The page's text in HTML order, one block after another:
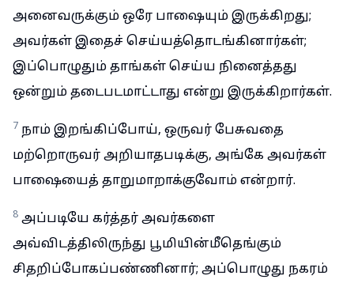
அனைவருக்கும் ஒரே பாஷையும் இருக்கிறது;
அவர்கள் இதைச் செய்யத்தொடங்கினார்கள்;
இப்பொழுதும் தாங்கள் செய்ய நினைத்தது
ஒன்றும் தடைபடமாட்டாது என்று இருக்கிறார்கள்.
7 நாம் இறங்கிப்போய், ஒருவர் பேசுவதை
மற்றொருவர் அறியாதபடிக்கு, அங்கே அவர்கள்
பாஷையைத் தாறுமாறாக்குவோம் என்றார்.
8 அப்படியே கர்த்தர் அவர்களை
அவ்விடத்திலிருந்து பூமியின்மீதெங்கும்
சிதறிப்போகப்பண்ணினார்; அப்பொழுது நகரம்